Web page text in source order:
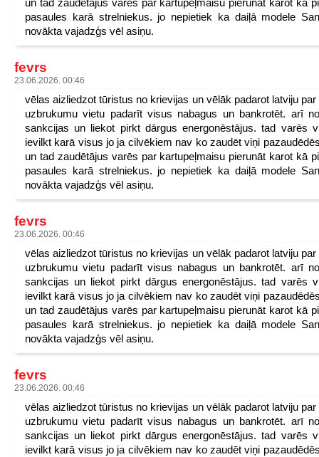
un tad zaudētājus varēs par kartupeļmaisu pierunāt karot kā
pasaules karā strelniekus. jo nepietiek ka daiļā modele
novākta vajadzģs vēl asiņu.
fevrs
23.06.2026. 00:46
vēlas aizliedzot tūristus no krievijas un vēlāk padarot latviju par
uzbrukumu vietu padarīt visus nabagus un bankrotēt. arī
sankcijas un liekot pirkt dārgus energonēstājus. tad varēs
ievilkt karā visus jo ja cilvēkiem nav ko zaudēt viņi
un tad zaudētājus varēs par kartupeļmaisu pierunāt karot kā
pasaules karā strelniekus. jo nepietiek ka daiļā modele
novākta vajadzģs vēl asiņu.
fevrs
23.06.2026. 00:46
vēlas aizliedzot tūristus no krievijas un vēlāk padarot latviju par
uzbrukumu vietu padarīt visus nabagus un bankrotēt. arī
sankcijas un liekot pirkt dārgus energonēstājus. tad varēs
ievilkt karā visus jo ja cilvēkiem nav ko zaudēt viņi
un tad zaudētājus varēs par kartupeļmaisu pierunāt karot kā
pasaules karā strelniekus. jo nepietiek ka daiļā modele
novākta vajadzģs vēl asiņu.
fevrs
23.06.2026. 00:46
vēlas aizliedzot tūristus no krievijas un vēlāk padarot latviju par
uzbrukumu vietu padarīt visus nabagus un bankrotēt. arī
sankcijas un liekot pirkt dārgus energonēstājus. tad varēs
ievilkt karā visus jo ja cilvēkiem nav ko zaudēt viņi